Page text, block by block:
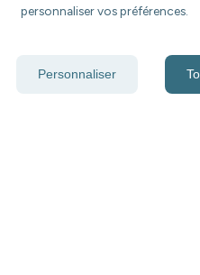
personnaliser vos préférences.
Personnaliser